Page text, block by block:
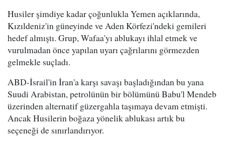
Husiler şimdiye kadar çoğunlukla Yemen açıklarında,
Kızıldeniz'in güneyinde ve Aden Körfezi'ndeki gemileri
hedef almıştı. Grup, Wafaa'yı ablukayı ihlal etmek ve
vurulmadan önce yapılan uyarı çağrılarını görmezden
gelmekle suçladı.
ABD-İsrail'in İran'a karşı savaşı başladığından bu yana
Suudi Arabistan, petrolünün bir bölümünü Babu'l Mendeb
üzerinden alternatif güzergahla taşımaya devam etmişti.
Ancak Husilerin boğaza yönelik ablukası artık bu
seçeneği de sınırlandırıyor.